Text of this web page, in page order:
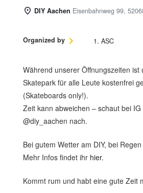
DIY Aachen Eisenbahnweg 99,
Organized by 1. ASC
Während unserer Öffnungszeiten ist
Skatepark für alle Leute kostenfrei
(Skateboards only!).
Zeit kann abweichen – schaut bei
@diy_aachen nach.
Bei gutem Wetter am DIY, bei
Mehr Infos findet ihr hier.
Kommt rum und habt eine gute Zeit